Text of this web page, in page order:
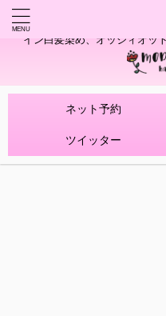
艶ツヤヘアカラー！髪質改善ト
イン白髪染め、オッジィオッ
ネット予約
ツイッター